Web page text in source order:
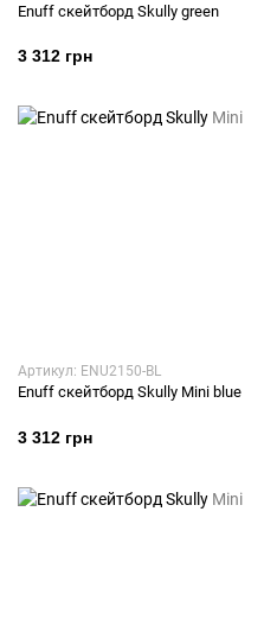
Enuff скейтборд Skully green
3 312 грн
Артикул: ENU2150-BL
Enuff скейтборд Skully Mini blue
3 312 грн